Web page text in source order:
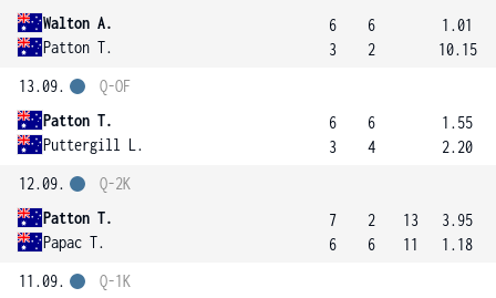
Walton A.
Patton T.
6
3
6
2
1.01
10.15
13.09.
Patton T.
Puttergill L.
Q-OF
6
3
6
4
1.55
2.20
12.09.
Patton T.
Papac T.
Q-2K
7
6
2
6
13
11
3.95
1.18
11.09.
Q-1K